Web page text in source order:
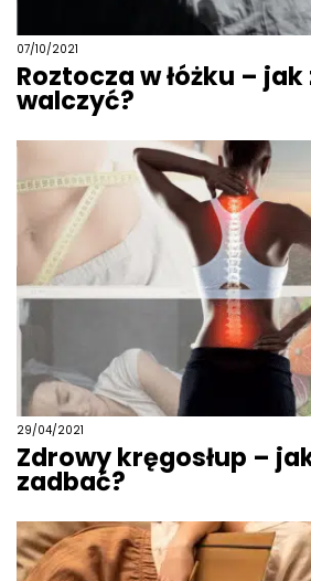
07/10/2021
Roztocza w łóżku –
walczyć?
29/04/2021
Zdrowy kręgosłup –
zadbać?